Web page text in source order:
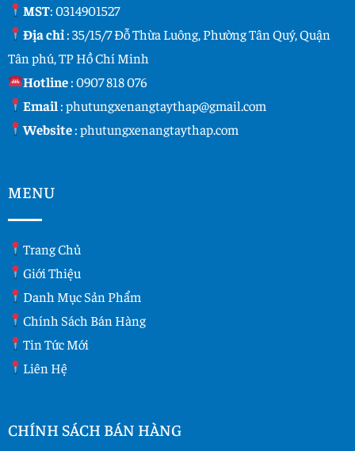
MST: 0314901527
Địa chỉ: 35/15/7 Đỗ Thừa Luông, Phường Tân Quý, Quận
Tân phú, TP Hồ Chí Minh
Hotline:0907 818 076
Email :phutungxenangtaythap@gmail.com
Website:phutungxenangtaythap.com
MENU
Trang Chủ
Giới Thiệu
Danh Mục Sản Phẩm
Chính Sách Bán Hàng
Tin Tức Mới
Liên Hệ
CHÍNH SÁCH BÁN HÀNG